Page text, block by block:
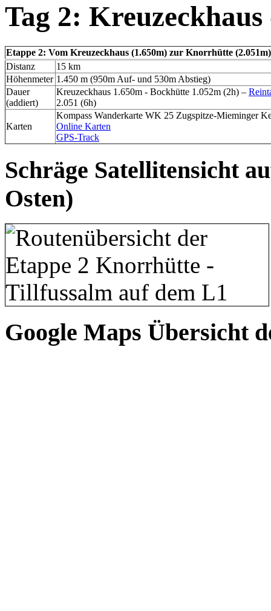
Tag 2:
Etappe 2: Vom Kreuzeckhaus (1.650m) zur Knorrhütte (2.051m)
Distanz
15 km
Höhenmeter 1.450 m (950m Auf- und 530m Abstieg)
Dauer
(addiert)
Kreuzeckhaus 1.650m - Bockhütte 1.052m (2h) –
2.051 (6h)
Karten
Kompass Wanderkarte WK 25 Zugspitze-Mieminger
Online Karten
GPS-Track
Schräge Satellitensicht
Osten)
Google Maps Übersicht